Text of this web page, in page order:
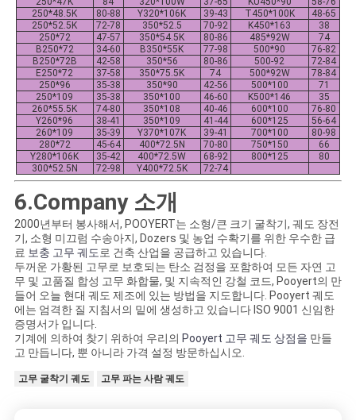
250*48.5K
80-88 Y320*106K 39-43 T450*100K
48-65
250*52.5K
72-78 350*52.5 70-92 K450*163
38
250*72
47-57 350*54.5K 80-86 485*92W
74
B250*72
34-60 B350*55K 77-98 500*90
76-82
B250*72B
42-58 350*56 80-86 500-92
72-84
E250*72
37-58 350*75.5K 74 500*92W
78-84
250*96
35-38 350*90 42-56 500*100
71
250*109
35-38 350*100 46-60 K500*146
35
260*55.5K
74-80 350*108 40-46 600*100
76-80
Y260*96
38-41 350*109 41-44 600*125
56-64
260*109
35-39 Y370*107K 39-41 700*100
80-98
280*72
45-64 400*72.5N 70-80 750*150
66
Y280*106K
35-42 400*72.5W 68-92 800*125
80
300*52.5N
72-98 Y400*72.5K 72-74
6.Company 소개
2000년부터 봉사해서, POOYERT는 소형/큰 크기 굴착기, 궤도 장전
기, 소형 미끄럼 수송아지, Dozers 및 농업 수확기를 위한 우수한 급
료 보충 고무 궤도로 건축 산업을 공급하고 있습니다.
두꺼운 가황된 고무로 보호되는 탄소 검정을 포함하여 모든 자연 고
무 및 고품질 합성 고무 화합물, 및 지속적인 강철 코드, Pooyert의 만
들어 오늘 현대 궤도 제조에 있는 방법을 지도합니다. Pooyert 궤도
에는 엄격한 질 지침서의 밑에 생성하고 있습니다 ISO 9001 신임한
증명서가 입니다.
기계에 의하여 찾기 위하여 우리의 Pooyert 고무 궤도 상점을 만들
고 만듭니다, 뿐 아니라 가격 설정 방문하십시오.
고무 굴착기 궤도 고무 파는 사람 궤도